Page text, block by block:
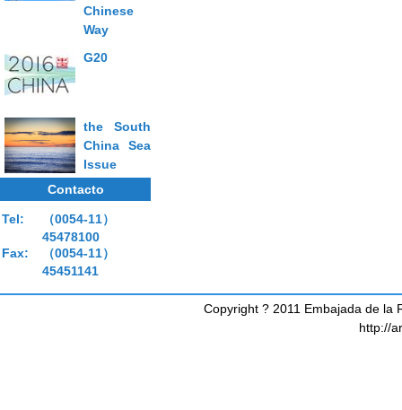
Chinese
Way
G20
the South
China Sea
Issue
Contacto
Tel:
（0054-11）
45478100
Fax:
（0054-11）
45451141
Copyright ? 2011 Embajada de la
http://